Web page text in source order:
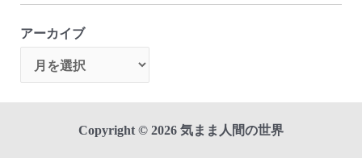
アーカイブ
Copyright © 2026 気まま人間の世界